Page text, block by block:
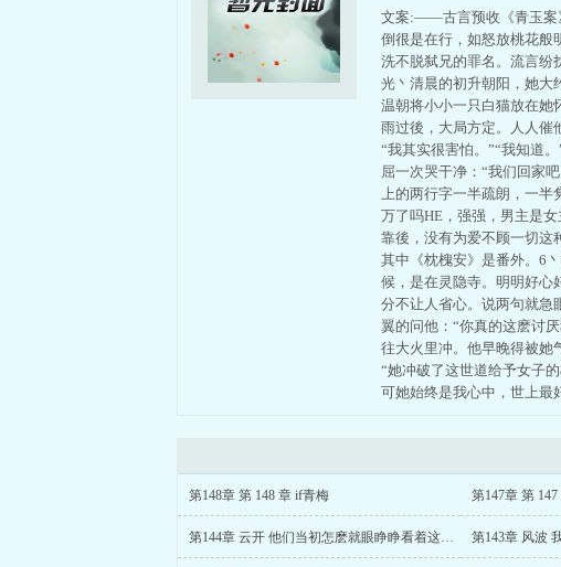
文案:——古言预收《青玉案
倒很是在行，如怒放桃花般
洗不脱弑兄的罪名。流言纷
光丶清晨的初升朝阳，她大
温朝将小小一只白猫放在她
雨过後，大局方定。人人催
“我其实很害怕。”“我知道
屈一次哭干净：“我们回家
上的两行字一半疏朗，一半
万了吗HE，强强，男主是
靠後，没有为爱不顾一切这
其中《枕槐安》是番外。6
候，是在灵隐寺。明明好心
分不让人省心。说两句就急
翼的问他：“你真的这麽讨
往大火里冲。他早晚得被她
“她冲破了这世道给予女子
可她始终是我心中，世上最
第148章 第 148 章 if青梅 第147章 第
第144章 云开 他们当初怎麽就眼睁睁看着这二位 第143章 风波